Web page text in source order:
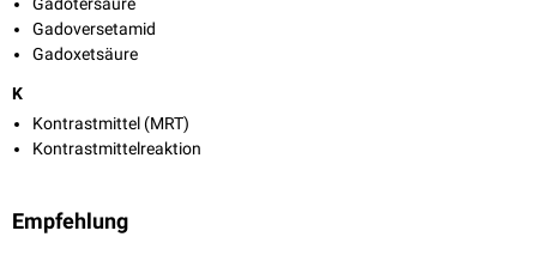
Gadotersäure
Gadoversetamid
Gadoxetsäure
K
Kontrastmittel (MRT)
Kontrastmittelreaktion
Empfehlung